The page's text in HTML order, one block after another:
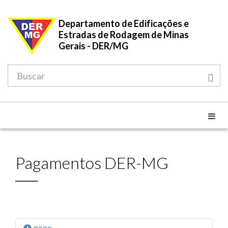
Departamento de Edificações e
Estradas de Rodagem de Minas
Gerais - DER/MG
Pagamentos DER-MG